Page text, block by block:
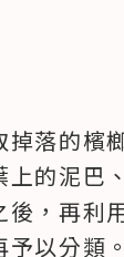
落的檳
的泥巴
，再利
以分類。